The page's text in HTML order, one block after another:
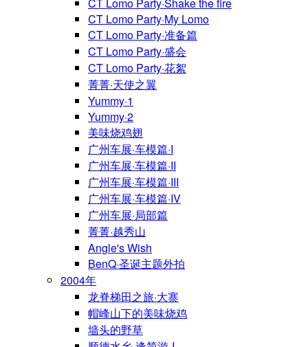
CT Lomo Party·Shake the fire
CT Lomo Party·My Lomo
CT Lomo Party·准备篇
CT Lomo Party·盛会
CT Lomo Party·花絮
菁菁·天使之翼
Yummy·1
Yummy·2
美味烧鸡翅
广州车展·车模篇·I
广州车展·车模篇·II
广州车展·车模篇·III
广州车展·车模篇·IV
广州车展·局部篇
菁菁·越秀山
Angle's Wish
BenQ·圣诞主题外拍
2004年
龙脊梯田之旅·大寨
帽峰山下的美味烧鸡
墙头的野草